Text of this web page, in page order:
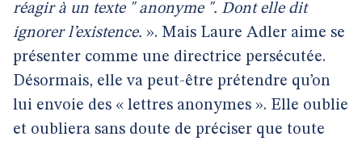
réagir à un texte " anonyme ". Dont elle dit
ignorer l’existence. ». Mais Laure Adler aime se
présenter comme une directrice persécutée.
Désormais, elle va peut-être prétendre qu’on
lui envoie des « lettres anonymes ». Elle oublie
et oubliera sans doute de préciser que toute